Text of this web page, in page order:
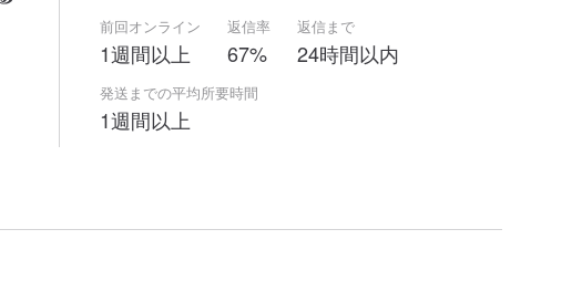
前回オンライン
1週間以上
返信率
67%
返信まで
24時間以内
発送までの平均所要時間
1週間以上